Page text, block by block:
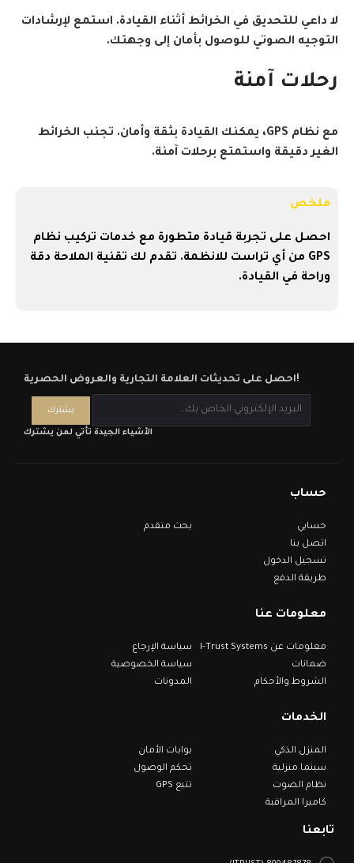
لا داعي للتحديق في الخرائط أثناء القيادة. استمع لإرشادات
التوجيه الصوتي للوصول بأمان إلى وجهتك.
رحلات آمنة
مع نظام GPS، يمكنك القيادة بثقة وأمان. تجنب الخرائط
الغير دقيقة واستمتع برحلات آمنة.
ملخص
احصل على تجربة قيادة متطورة مع خدمات تركيب نظام
GPS من أي تراست للانظمة. تقدم لك تقنية الملاحة دقة
وراحة في القيادة.
احصل على تحديثات العلامة التجارية والعروض الحصرية!
الأشياء الجيدة تأتي لمن يشترك
حساب
حسابي
اتصل بنا
تسجيل الدخول
طريقة الدفع
بحث متقدم
معلومات عنا
معلومات عن I-Trust Systems
ضمانات
الشروط والأحكام
سياسة الإرجاع
سياسة الخصوصية
المدونات
الخدمات
المنزل الذكي
سينما منزلية
نظام الصوت
كاميرا المراقبة
بوابات الأمان
تحكم الوصول
تتبع GPS
تابعنا